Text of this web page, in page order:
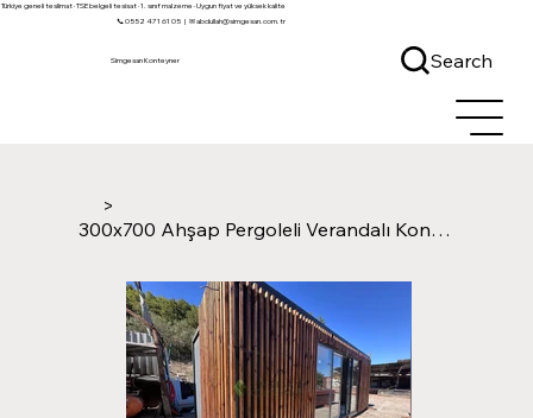
Simgesan Konteyner Search
Türkiye geneli teslimat · TSE belgeli tesisat · 1. sınıf malzeme · Uygun fiyat ve yüksek kalite
📞 0552 471 61 05 |✉ abdullah@simgesan.com.tr
>
300x700 Ahşap Pergoleli Verandalı Konteyner Ev